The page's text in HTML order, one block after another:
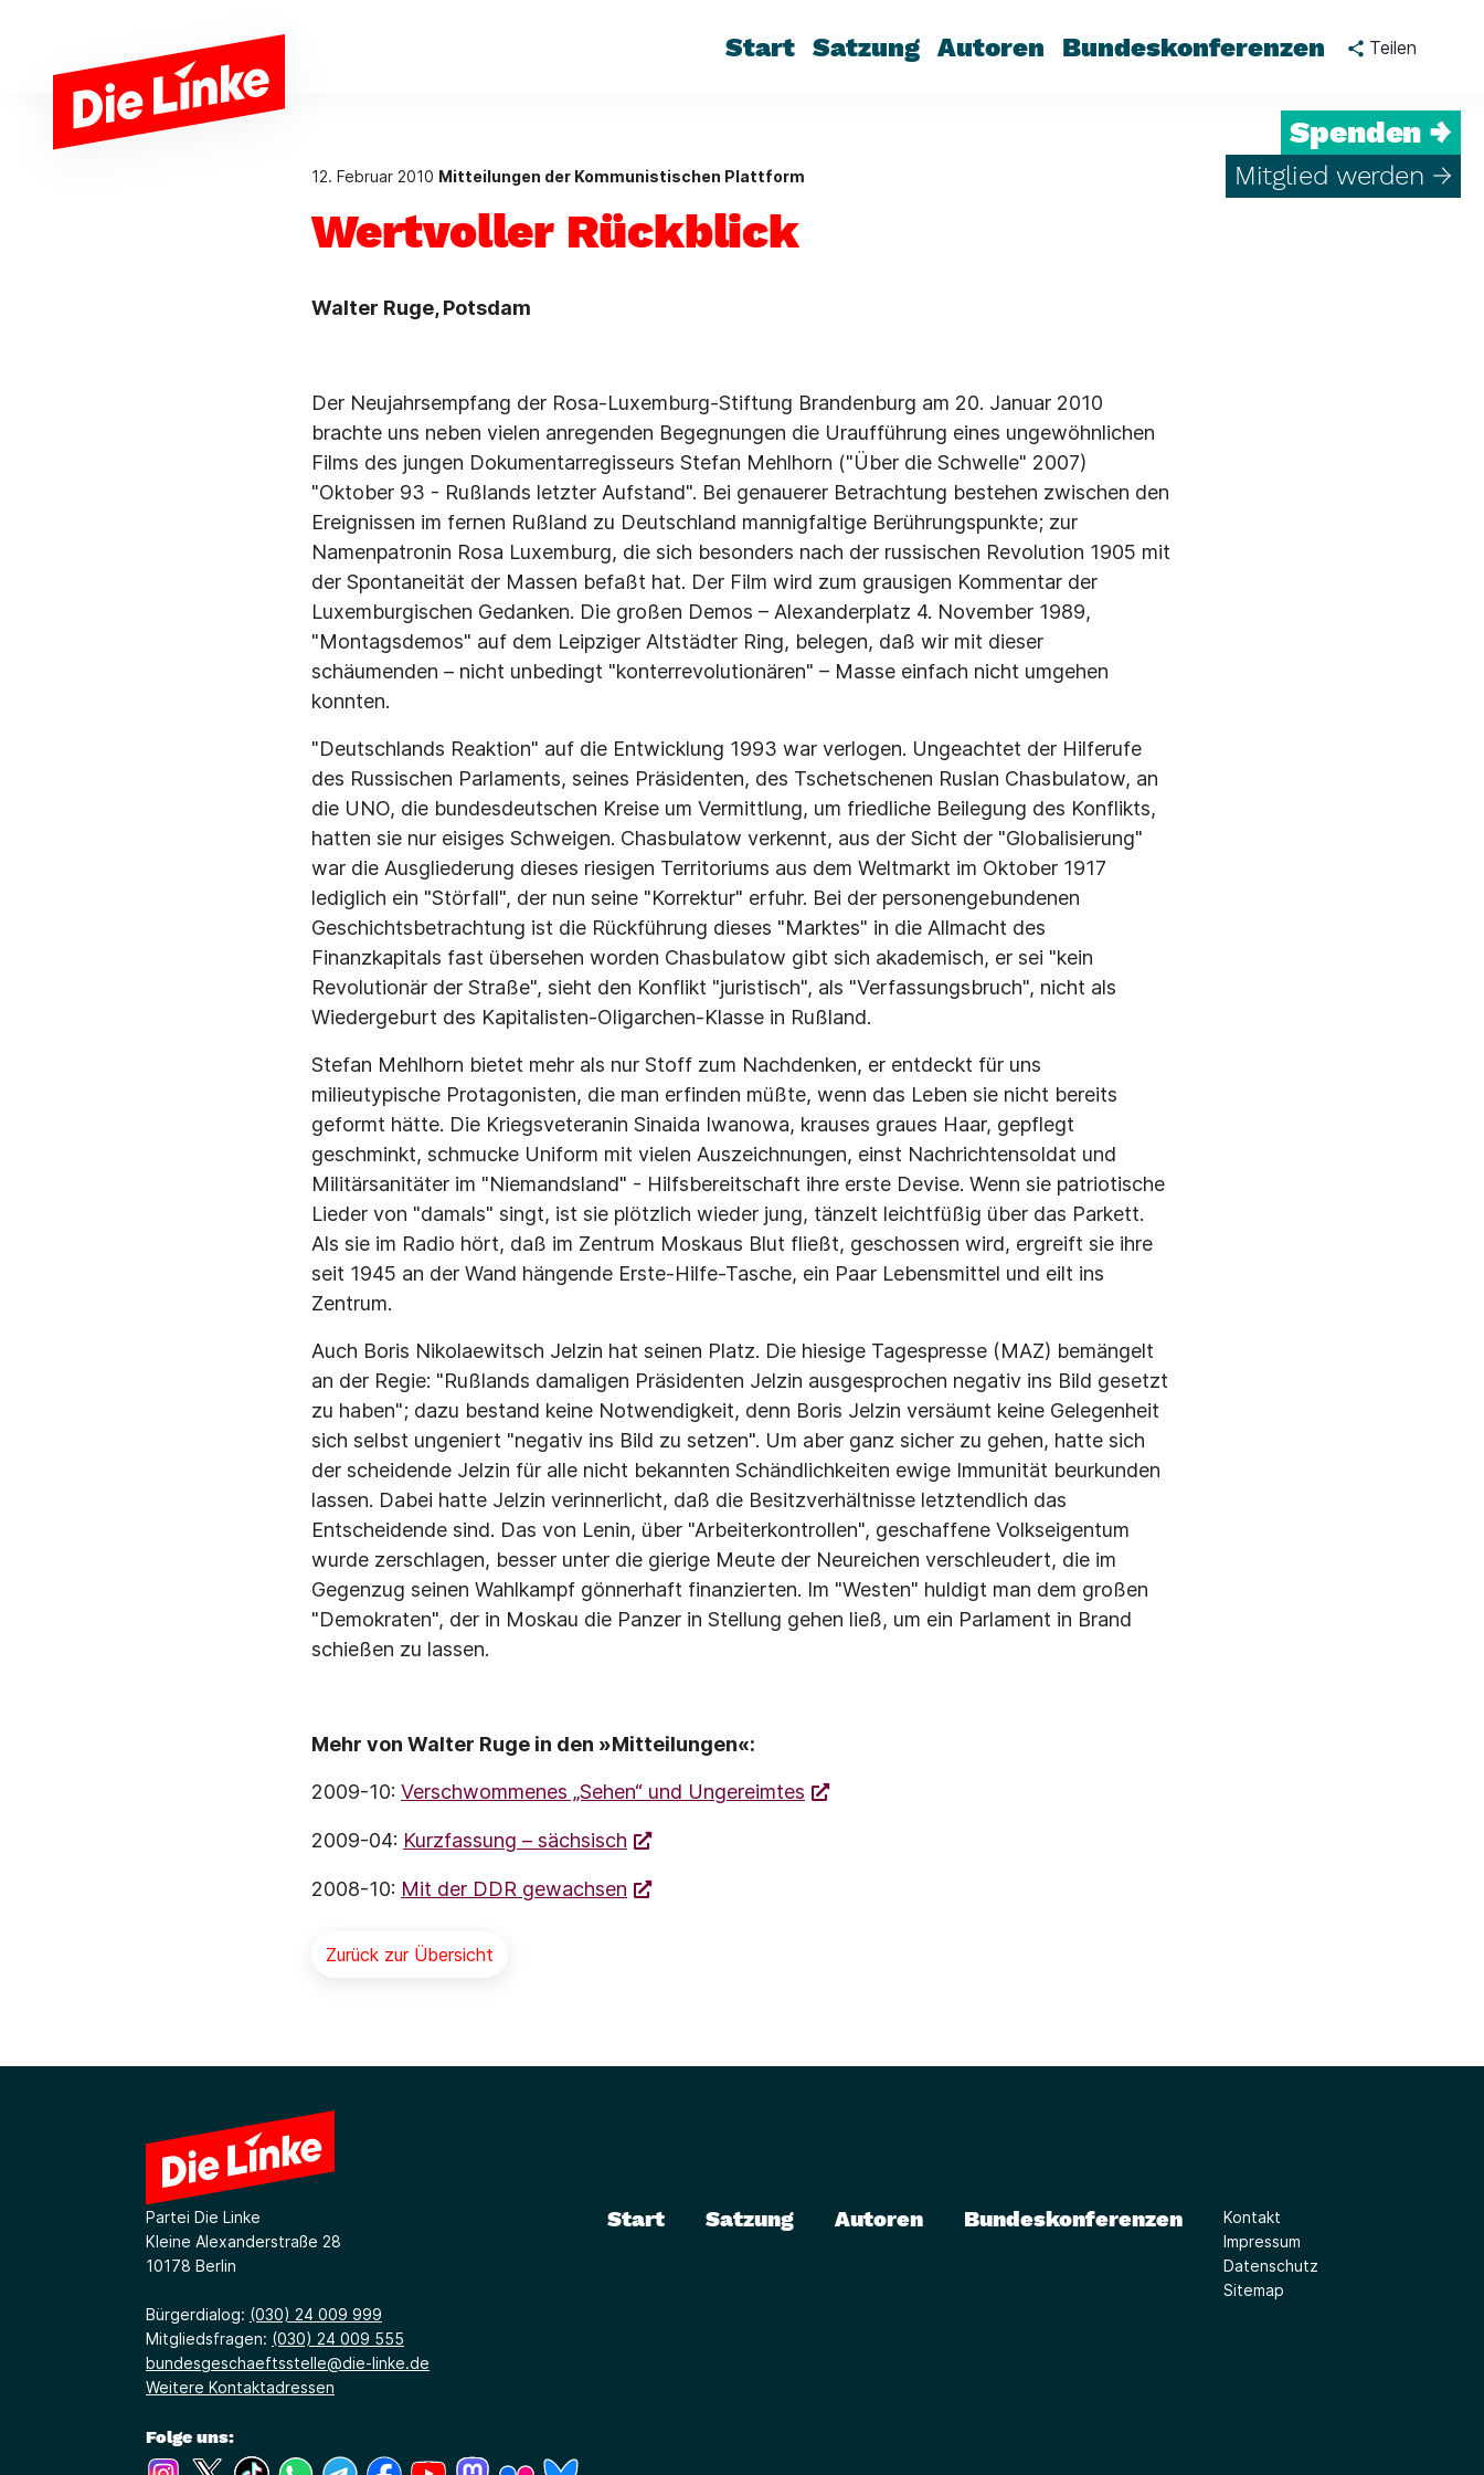
Start Satzung Autoren Bundeskonferenzen Teilen
Spenden →
Mitglied werden →
12. Februar 2010 Mitteilungen der Kommunistischen Plattform
Wertvoller Rückblick
Walter Ruge, Potsdam
Der Neujahrsempfang der Rosa-Luxemburg-Stiftung Brandenburg am 20. Januar 2010
brachte uns neben vielen anregenden Begegnungen die Uraufführung eines ungewöhnlichen
Films des jungen Dokumentarregisseurs Stefan Mehlhorn ("Über die Schwelle" 2007)
"Oktober 93 - Rußlands letzter Aufstand". Bei genauerer Betrachtung bestehen zwischen den
Ereignissen im fernen Rußland zu Deutschland mannigfaltige Berührungspunkte; zur
Namenpatronin Rosa Luxemburg, die sich besonders nach der russischen Revolution 1905 mit
der Spontaneität der Massen befaßt hat. Der Film wird zum grausigen Kommentar der
Luxemburgischen Gedanken. Die großen Demos – Alexanderplatz 4. November 1989,
"Montagsdemos" auf dem Leipziger Altstädter Ring, belegen, daß wir mit dieser
schäumenden – nicht unbedingt "konterrevolutionären" – Masse einfach nicht umgehen
konnten.
"Deutschlands Reaktion" auf die Entwicklung 1993 war verlogen. Ungeachtet der Hilferufe
des Russischen Parlaments, seines Präsidenten, des Tschetschenen Ruslan Chasbulatow, an
die UNO, die bundesdeutschen Kreise um Vermittlung, um friedliche Beilegung des Konflikts,
hatten sie nur eisiges Schweigen. Chasbulatow verkennt, aus der Sicht der "Globalisierung"
war die Ausgliederung dieses riesigen Territoriums aus dem Weltmarkt im Oktober 1917
lediglich ein "Störfall", der nun seine "Korrektur" erfuhr. Bei der personengebundenen
Geschichtsbetrachtung ist die Rückführung dieses "Marktes" in die Allmacht des
Finanzkapitals fast übersehen worden Chasbulatow gibt sich akademisch, er sei "kein
Revolutionär der Straße", sieht den Konflikt "juristisch", als "Verfassungsbruch", nicht als
Wiedergeburt des Kapitalisten-Oligarchen-Klasse in Rußland.
Stefan Mehlhorn bietet mehr als nur Stoff zum Nachdenken, er entdeckt für uns
milieutypische Protagonisten, die man erfinden müßte, wenn das Leben sie nicht bereits
geformt hätte. Die Kriegsveteranin Sinaida Iwanowa, krauses graues Haar, gepflegt
geschminkt, schmucke Uniform mit vielen Auszeichnungen, einst Nachrichtensoldat und
Militärsanitäter im "Niemandsland" - Hilfsbereitschaft ihre erste Devise. Wenn sie patriotische
Lieder von "damals" singt, ist sie plötzlich wieder jung, tänzelt leichtfüßig über das Parkett.
Als sie im Radio hört, daß im Zentrum Moskaus Blut fließt, geschossen wird, ergreift sie ihre
seit 1945 an der Wand hängende Erste-Hilfe-Tasche, ein Paar Lebensmittel und eilt ins
Zentrum.
Auch Boris Nikolaewitsch Jelzin hat seinen Platz. Die hiesige Tagespresse (MAZ) bemängelt
an der Regie: "Rußlands damaligen Präsidenten Jelzin ausgesprochen negativ ins Bild gesetzt
zu haben"; dazu bestand keine Notwendigkeit, denn Boris Jelzin versäumt keine Gelegenheit
sich selbst ungeniert "negativ ins Bild zu setzen". Um aber ganz sicher zu gehen, hatte sich
der scheidende Jelzin für alle nicht bekannten Schändlichkeiten ewige Immunität beurkunden
lassen. Dabei hatte Jelzin verinnerlicht, daß die Besitzverhältnisse letztendlich das
Entscheidende sind. Das von Lenin, über "Arbeiterkontrollen", geschaffene Volkseigentum
wurde zerschlagen, besser unter die gierige Meute der Neureichen verschleudert, die im
Gegenzug seinen Wahlkampf gönnerhaft finanzierten. Im "Westen" huldigt man dem großen
"Demokraten", der in Moskau die Panzer in Stellung gehen ließ, um ein Parlament in Brand
schießen zu lassen.
Mehr von Walter Ruge in den »Mitteilungen«:
2009-10: Verschwommenes „Sehen“ und Ungereimtes
2009-04: Kurzfassung – sächsisch
2008-10: Mit der DDR gewachsen
Zurück zur Übersicht
Partei Die Linke
Kleine Alexanderstraße 28
10178 Berlin
Bürgerdialog: (030) 24 009 999
Mitgliedsfragen: (030) 24 009 555
bundesgeschaeftsstelle@die-linke.de
Weitere Kontaktadressen
Folge uns:
(Link öffnet ein neues Fenster)
(Link öffnet ein neues Fenster)
(Link öffnet ein neues Fenster)
(Link öffnet ein neues Fenster)
(Link öffnet ein neues Fenster)
(Link öffnet ein neues Fenster)
(Link öffnet ein neues Fenster)
(Link öffnet ein neues Fenster)
(Link öffnet ein neues Fenster)
Start Satzung Autoren Bundeskonferenzen
Kontakt
Impressum
Datenschutz
Sitemap